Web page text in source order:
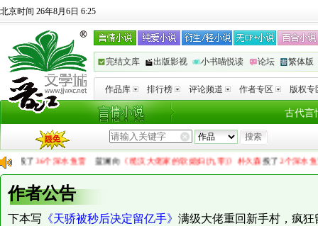
北京时间 26年8月6日 6:25
完结文库 出版影视 小书喵悦读 论坛 繁体版
作品库 排行榜 评论频道 作者专区 版权专
古代言
投了36个深水鱼雷 蓝澜向《糙汉大佬家的软媳妇[九零]》朴久森投了2个深水鱼雷
作者公告
下本写 《天骄被秒后决定留亿手》 满级大佬重回新手村，疯